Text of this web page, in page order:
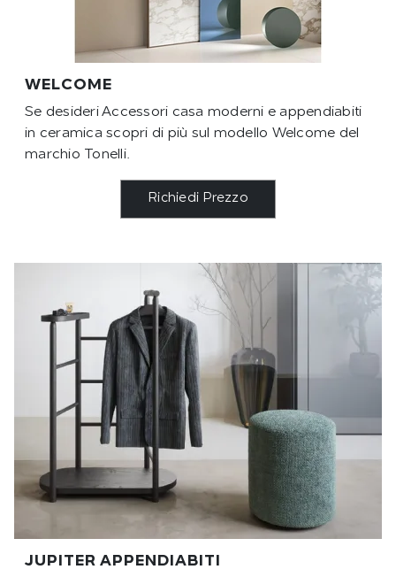
WELCOME
Se desideri Accessori casa moderni e appendiabiti
in ceramica scopri di più sul modello Welcome del
marchio Tonelli.
Richiedi Prezzo
JUPITER APPENDIABITI